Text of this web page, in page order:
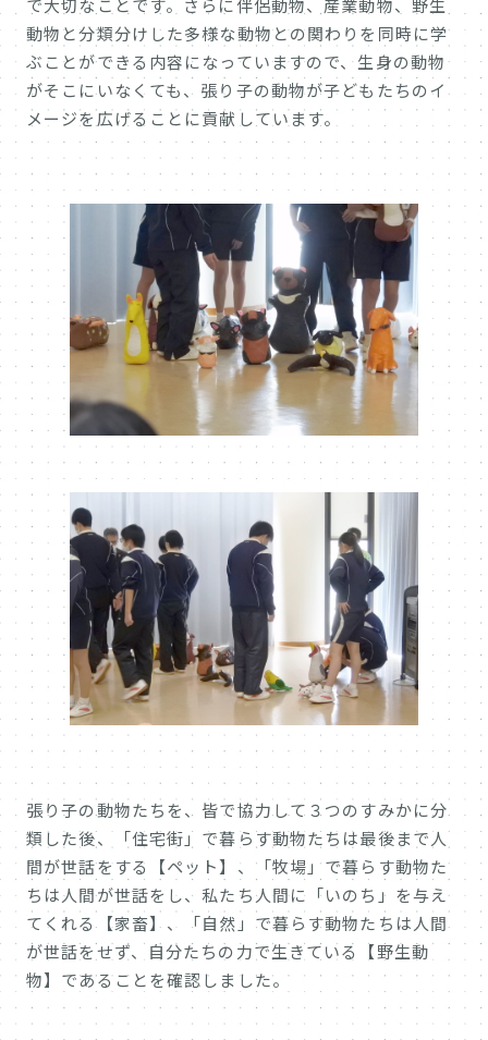
で大切なことです。さらに伴侶動物、産業動物、野生
動物と分類分けした多様な動物との関わりを同時に学
ぶことができる内容になっていますので、生身の動物
がそこにいなくても、張り子の動物が子どもたちのイ
メージを広げることに貢献しています。
張り子の動物たちを、皆で協力して３つのすみかに分
類した後、「住宅街」で暮らす動物たちは最後まで人
間が世話をする【ペット】、「牧場」で暮らす動物た
ちは人間が世話をし、私たち人間に「いのち」を与え
てくれる【家畜】、「自然」で暮らす動物たちは人間
が世話をせず、自分たちの力で生きている【野生動
物】であることを確認しました。